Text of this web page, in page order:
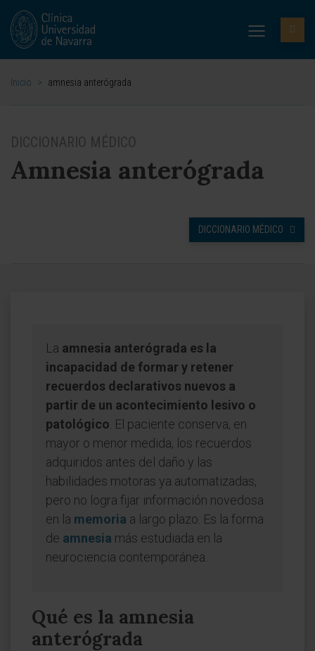
Inicio > amnesia anterógrada
DICCIONARIO MÉDICO
Amnesia anterógrada
DICCIONARIO MÉDICO
La amnesia anterógrada es la
incapacidad de formar y retener
recuerdos declarativos nuevos a
partir de un acontecimiento lesivo o
patológico . El paciente conserva, en
mayor o menor medida, los recuerdos
adquiridos antes del daño y las
habilidades motoras ya automatizadas,
pero no logra fijar información novedosa
en la memoria a largo plazo. Es la forma
de amnesia más estudiada en la
neurociencia contemporánea.
Qué es la amnesia
anterógrada